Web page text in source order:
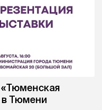
«Тюменская
в Тюмени